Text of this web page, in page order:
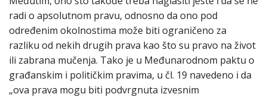
radi o apsolutnom pravu, odnosno da ono pod
određenim okolnostima može biti ograničeno za
razliku od nekih drugih prava kao što su pravo na život
ili zabrana mučenja. Tako je u Međunarodnom paktu o
građanskim i političkim pravima, u čl. 19 navedeno i da
„ova prava mogu biti podvrgnuta izvesnim